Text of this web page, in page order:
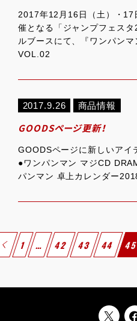
2017年12月16日（土）・17
催となる「ジャンプフェス
ルブースにて、『ワンパン
VOL.02
2017.9.26 商品情報
GOODSページ更新！
GOODSページに新しいアイ
●ワンパンマン マジCD
パンマン 卓上カレンダー
1 … 42 43 44 45